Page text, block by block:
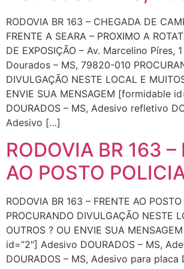
RODOVIA BR 163 – CHEGADA DE
FRENTE A SEARA – PROXIMO A
DE EXPOSIÇÃO – Av. Marcelino Píres,
Dourados – MS, 79820-010
DIVULGAÇÃO NESTE LOCAL E
ENVIE SUA MENSAGEM [formidable
DOURADOS – MS, Adesivo refletivo
Adesivo […]
RODOVIA BR 163 –
AO POSTO
RODOVIA BR 163 – FRENTE AO
PROCURANDO DIVULGAÇÃO NESTE
OUTROS ? OU ENVIE SUA
id=”2″] Adesivo DOURADOS – MS,
DOURADOS – MS, Adesivo para placa